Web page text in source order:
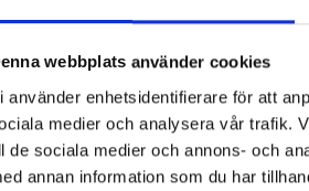
webbplats använder cookies
använder enhetsidentifierare för att
medier och analysera vår trafik.
de sociala medier och annons- och
annan information som du har